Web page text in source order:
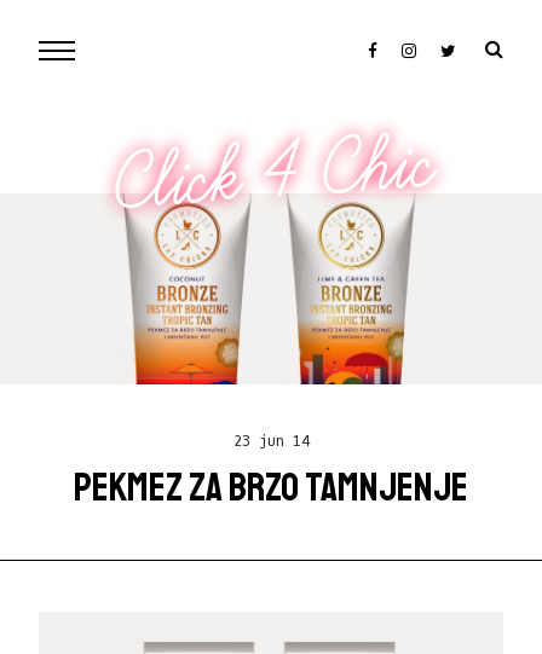
Click 4 Chic
23 jun 14
PEKMEZ ZA BRZO TAMNJENJE